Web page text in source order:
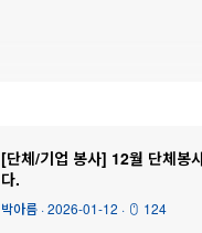
[단체/기업 봉사] 12월 단체봉
다.
박아름 ·2026-01-12 · 124